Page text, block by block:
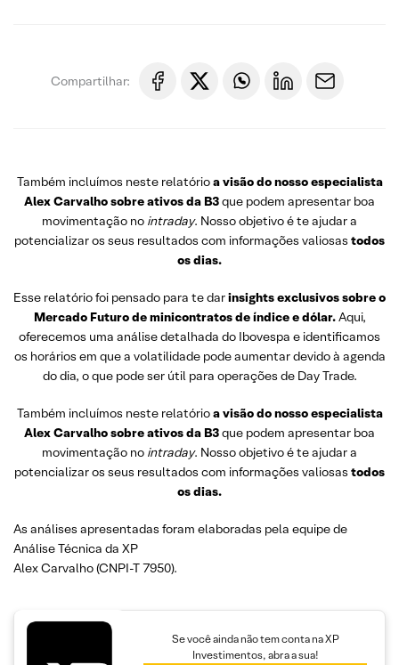
Compartilhar:
Também incluímos neste relatórioa visão do nosso especialista
Alex Carvalho sobre ativos da B3que podem apresentar boa
movimentação no intraday. Nosso objetivo é te ajudar a
potencializar os seus resultados com informações valiosas todos
os dias.
Esse relatório foi pensado para te darinsights exclusivos sobre o
Mercado Futuro de minicontratos de índice e dólar.Aqui,
oferecemos uma análise detalhada do Ibovespa e identificamos
os horários em que a volatilidade pode aumentar devido à agenda
do dia, o que pode ser útil para operações de Day Trade.
Também incluímos neste relatórioa visão do nosso especialista
Alex Carvalho sobre ativos da B3que podem apresentar boa
movimentação no intraday. Nosso objetivo é te ajudar a
potencializar os seus resultados com informações valiosas todos
os dias.
As análises apresentadas foram elaboradas pela equipe de
Análise Técnica da XP
Alex Carvalho (CNPI-T 7950).
Se você ainda não tem conta na XP
Investimentos, abra a sua!